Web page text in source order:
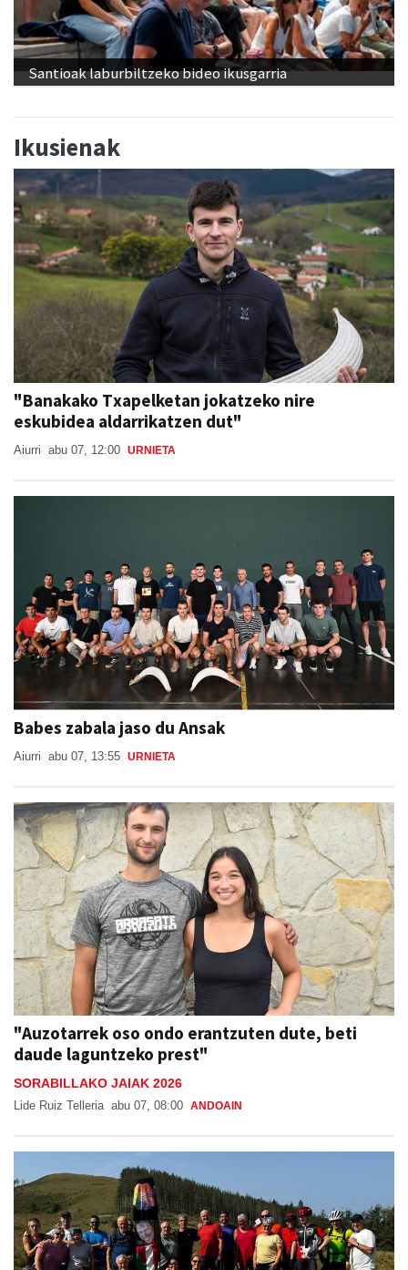
Santioak laburbiltzeko bideo ikusgarria
Ikusienak
"Banakako Txapelketan jokatzeko nire
eskubidea aldarrikatzen dut"
Aiurri abu 07, 12:00 URNIETA
Babes zabala jaso du Ansak
Aiurri abu 07, 13:55 URNIETA
"Auzotarrek oso ondo erantzuten dute, beti
daude laguntzeko prest"
SORABILLAKO JAIAK 2026
Lide Ruiz Telleria abu 07, 08:00 ANDOAIN